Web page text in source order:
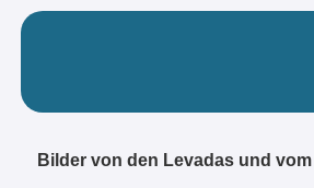
Bilder von den Levadas und